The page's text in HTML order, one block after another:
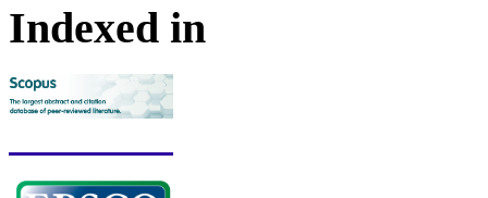
Indexed in